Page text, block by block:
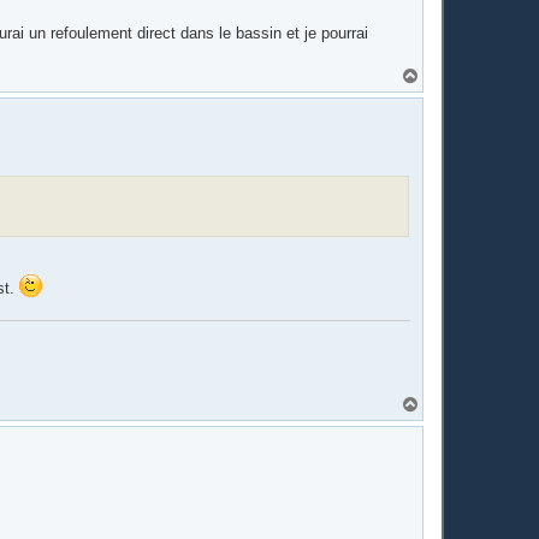
un refoulement direct dans le bassin et je pourrai
a
a